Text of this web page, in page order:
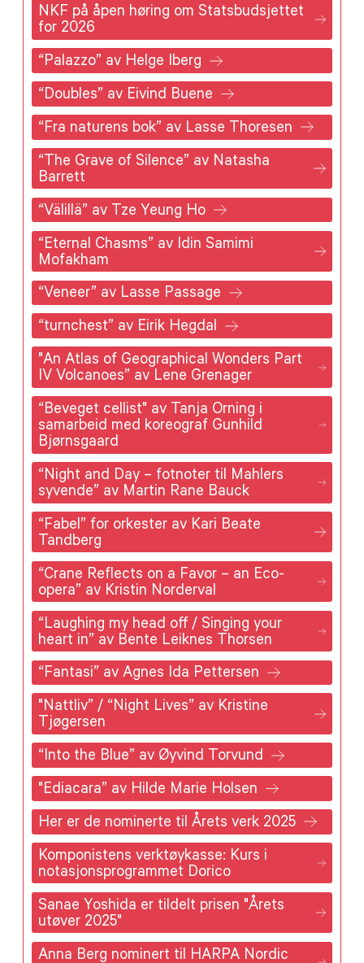
NKF på åpen høring om Statsbudsjettet
for 2026
“Palazzo” av Helge Iberg
“Doubles” av Eivind Buene
“Fra naturens bok” av Lasse Thoresen
“The Grave of Silence” av Natasha
Barrett
“Välillä” av Tze Yeung Ho
“Eternal Chasms” av Idin Samimi
Mofakham
“Veneer” av Lasse Passage
“turnchest” av Eirik Hegdal
"An Atlas of Geographical Wonders Part
IV Volcanoes” av Lene Grenager
“Beveget cellist" av Tanja Orning i
samarbeid med koreograf Gunhild
Bjørnsgaard
“Night and Day – fotnoter til Mahlers
syvende” av Martin Rane Bauck
“Fabel” for orkester av Kari Beate
Tandberg
“Crane Reflects on a Favor – an Eco-
opera” av Kristin Norderval
“Laughing my head off / Singing your
heart in” av Bente Leiknes Thorsen
“Fantasi” av Agnes Ida Pettersen
"Nattliv” / “Night Lives” av Kristine
Tjøgersen
“Into the Blue” av Øyvind Torvund
"Ediacara” av Hilde Marie Holsen
Her er de nominerte til Årets verk 2025
Komponistens verktøykasse: Kurs i
notasjonsprogrammet Dorico
Sanae Yoshida er tildelt prisen "Årets
utøver 2025"
Anna Berg nominert til HARPA Nordic